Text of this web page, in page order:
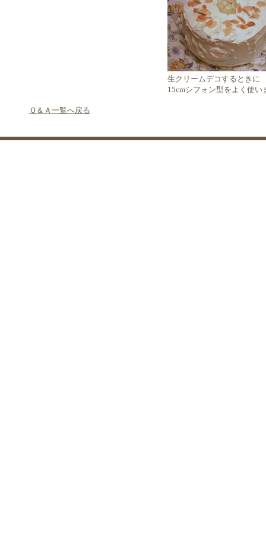
生クリームデコするときに
15cmシフォン型をよく使い
Ｑ＆Ａ一覧へ戻る